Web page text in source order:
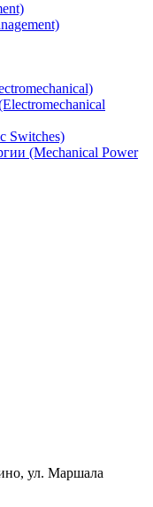
Switches)
(Mechanical Power
ул. Маршала